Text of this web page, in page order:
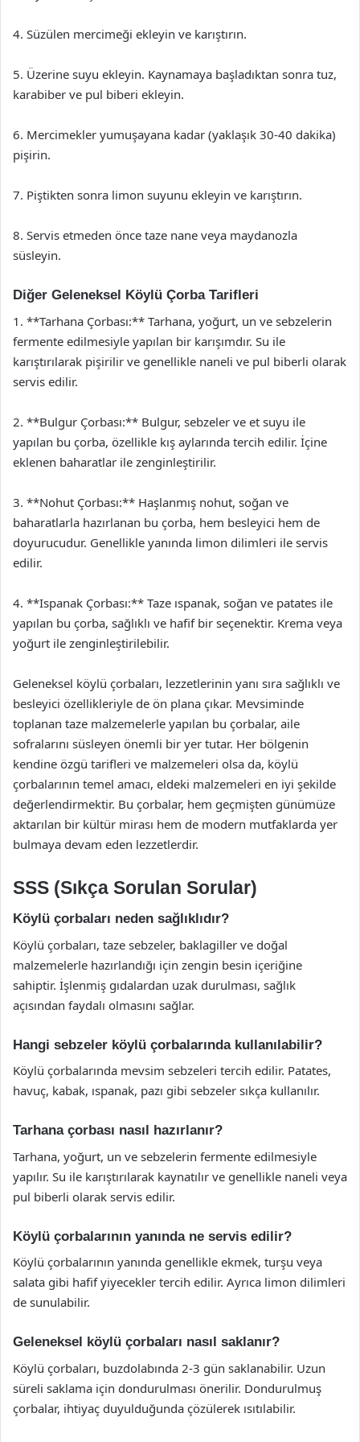
4. Süzülen mercimeği ekleyin ve karıştırın.
5. Üzerine suyu ekleyin. Kaynamaya başladıktan sonra tuz,
karabiber ve pul biberi ekleyin.
6. Mercimekler yumuşayana kadar (yaklaşık 30-40 dakika)
pişirin.
7. Piştikten sonra limon suyunu ekleyin ve karıştırın.
8. Servis etmeden önce taze nane veya maydanozla
süsleyin.
Diğer Geleneksel Köylü Çorba Tarifleri
1. **Tarhana Çorbası:** Tarhana, yoğurt, un ve sebzelerin
fermente edilmesiyle yapılan bir karışımdır. Su ile
karıştırılarak pişirilir ve genellikle naneli ve pul biberli olarak
servis edilir.
2. **Bulgur Çorbası:** Bulgur, sebzeler ve et suyu ile
yapılan bu çorba, özellikle kış aylarında tercih edilir. İçine
eklenen baharatlar ile zenginleştirilir.
3. **Nohut Çorbası:** Haşlanmış nohut, soğan ve
baharatlarla hazırlanan bu çorba, hem besleyici hem de
doyurucudur. Genellikle yanında limon dilimleri ile servis
edilir.
4. **Ispanak Çorbası:** Taze ıspanak, soğan ve patates ile
yapılan bu çorba, sağlıklı ve hafif bir seçenektir. Krema veya
yoğurt ile zenginleştirilebilir.
Geleneksel köylü çorbaları, lezzetlerinin yanı sıra sağlıklı ve
besleyici özellikleriyle de ön plana çıkar. Mevsiminde
toplanan taze malzemelerle yapılan bu çorbalar, aile
sofralarını süsleyen önemli bir yer tutar. Her bölgenin
kendine özgü tarifleri ve malzemeleri olsa da, köylü
çorbalarının temel amacı, eldeki malzemeleri en iyi şekilde
değerlendirmektir. Bu çorbalar, hem geçmişten günümüze
aktarılan bir kültür mirası hem de modern mutfaklarda yer
bulmaya devam eden lezzetlerdir.
SSS (Sıkça Sorulan Sorular)
Köylü çorbaları neden sağlıklıdır?
Köylü çorbaları, taze sebzeler, baklagiller ve doğal
malzemelerle hazırlandığı için zengin besin içeriğine
sahiptir. İşlenmiş gıdalardan uzak durulması, sağlık
açısından faydalı olmasını sağlar.
Hangi sebzeler köylü çorbalarında kullanılabilir?
Köylü çorbalarında mevsim sebzeleri tercih edilir. Patates,
havuç, kabak, ıspanak, pazı gibi sebzeler sıkça kullanılır.
Tarhana çorbası nasıl hazırlanır?
Tarhana, yoğurt, un ve sebzelerin fermente edilmesiyle
yapılır. Su ile karıştırılarak kaynatılır ve genellikle naneli veya
pul biberli olarak servis edilir.
Köylü çorbalarının yanında ne servis edilir?
Köylü çorbalarının yanında genellikle ekmek, turşu veya
salata gibi hafif yiyecekler tercih edilir. Ayrıca limon dilimleri
de sunulabilir.
Geleneksel köylü çorbaları nasıl saklanır?
Köylü çorbaları, buzdolabında 2-3 gün saklanabilir. Uzun
süreli saklama için dondurulması önerilir. Dondurulmuş
çorbalar, ihtiyaç duyulduğunda çözülerek ısıtılabilir.